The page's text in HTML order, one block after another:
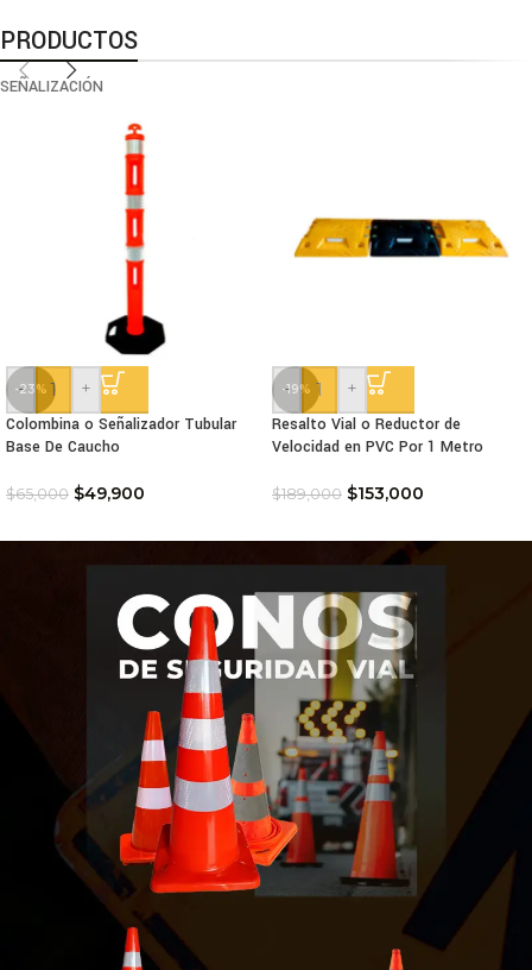
PRODUCTOS
SEÑALIZACIÓN
-23%
-
+
Colombina o Señalizador Tubular
Base De Caucho
$65,000 $49,900
-19%
-
+
Resalto Vial o Reductor de
Velocidad en PVC Por 1 Metro
$189,000 $153,000